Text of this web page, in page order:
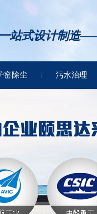
一站式设计制造
窑除尘 污水治理